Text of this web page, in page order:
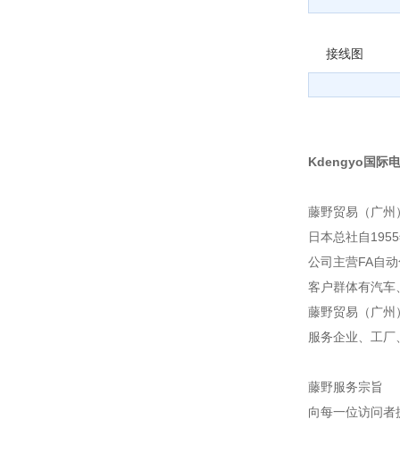
接线图
Kdengyo国际
藤野贸易（广州
日本总社自
公司主营FA自
客户群体有汽车
藤野贸易（广州
服务企业、工
藤野服务宗旨
向每一位访问